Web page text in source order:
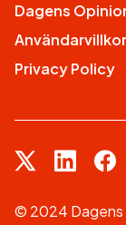
Dagens
Användarvillkor
Privacy Policy
© 2024 Dagens